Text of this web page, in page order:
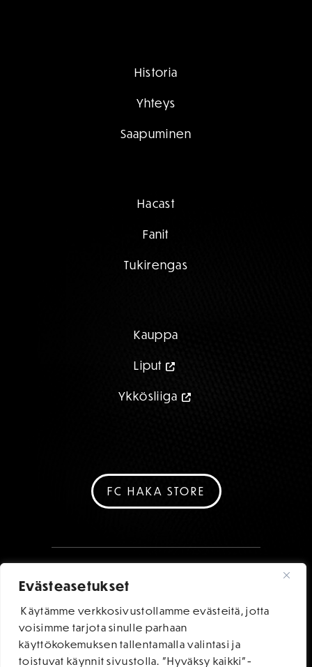
Evästeasetukset
Käytämme verkkosivustollamme evästeitä, jotta
voisimme tarjota sinulle parhaan
käyttökokemuksen tallentamalla valintasi ja
toistuvat käynnit sivustolla. "Hyväksy kaikki"-
Historia
Yhteys
Saapuminen
Hacast
Fanit
Tukirengas
Kauppa
Liput
Ykkösliiga
FC HAKA STORE